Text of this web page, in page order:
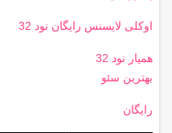
اوکلی لایسنس رایگان نود 32
همیار نود 32
بهترین سئو
رایگان